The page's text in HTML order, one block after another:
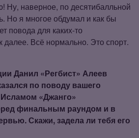
Ну, наверное, по десятибалльной
Но я многое обдумал и как бы
повода для каких‑то
далее. Всё нормально. Это спорт.
Данил «Регбист» Алеев
по поводу вашего
«Джанго»
финальным раундом и в
Скажи, задела ли тебя его